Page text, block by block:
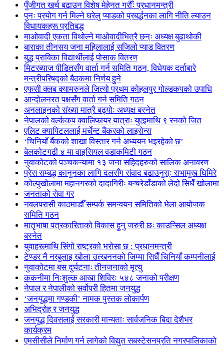
पुँजीगत खर्च बढाउन विशेष मेहेनत गरौँः प्रधानमन्त्री
पुनः प्रयोग गर्न मिल्ने घरेलु प्याडको प्रबर्द्धनका लागि नीति ल्याउन
विधायकहरू प्रतिबद्ध
माओवादी एकता विथोल्ने माओवादीभित्रै छन्ः अध्यक्ष बुढाथोकी
बाराका तीनसय जना महिलालाई सजिलो प्याड वितरण
बुद्ध प्राविका विद्यार्थीलाई पोसाक वितरण
मिटरब्याज पीडितसँग वार्ता गर्न समिति गठन, विधेयक दर्ताबारे
मन्त्रीपरिषद्को बैठकमा निर्णय हुने
एफसी क्लब क्यामरुनले जित्यो प्रथम कोहलपुर गोल्डकपको उपाधि
आन्दोलनरत पक्षसँग वार्ता गर्न समिति गठन
अनलाइनको संख्या मात्रै बढ्योः अध्यक्ष बस्नेत
नेपालको वर्ल्ककप क्वालिफायर यात्राः युएइमाथि ९ रनको जित
एलिट क्यापिटललाई मर्चेन्ट बैंकरको लाइसेन्स
‘चिनियाँ बैंकको शाखा विस्तार गर्न अध्ययन भइरहेको छ’
बेलकोटगढी ४ मा वाइसियल वडाकमिटी गठन
नुवाकोटको पञ्चकन्यामा १३ जना सहिदहरुको सालिक अनावरण
प्रेस सम्बद्ध कानुनका लागि दलसँग संवाद बढाउनुस्ः सभामुख घिमिरे
कोल्पुखोलामा महानगरको दादागिरीः बन्चरेडाँडाको लेदो सिधैँ खोलामा
जनताको सेवा गर
नवलपरासी काठमाडौँ सम्पर्क समन्वयन समितिको भेला आयोजक
समिति गठन
मातृभाषा पत्रकारिताको विकास हुनु जरुरी छः काउन्सिल अध्यक्ष
बस्नेत
युवाहरूमाथि सिंगो राष्ट्रको भरोसा छ : प्रधानमन्त्री
टेण्डर नै नखुलाइ खोला उत्खननको जिम्मा सिधैँ चिनियाँ कम्पनीलाई
नुवाकोटमा बस दुर्घटनाः तीनजनाको मृत्यु
ककनीमा निःशुल्क आखा शिविरः ५४८ जनाको परीक्षण
नेपाल र नेपालीको सर्वोपरी हितमा जनयुद्ध
‘जनयुद्धमा गण्डकी’ नामक पुस्तक लोकार्पण
अभिद्रोह र जनयुद्ध
जनयुद्ध दिवसलाई सरकारी मान्यताः सार्वजनिक बिदा देशैभर
कार्यक्रम
एमसीसीले निर्माण गर्न लागेको विद्युत सबस्टेसनप्रति नगरपालिकाको